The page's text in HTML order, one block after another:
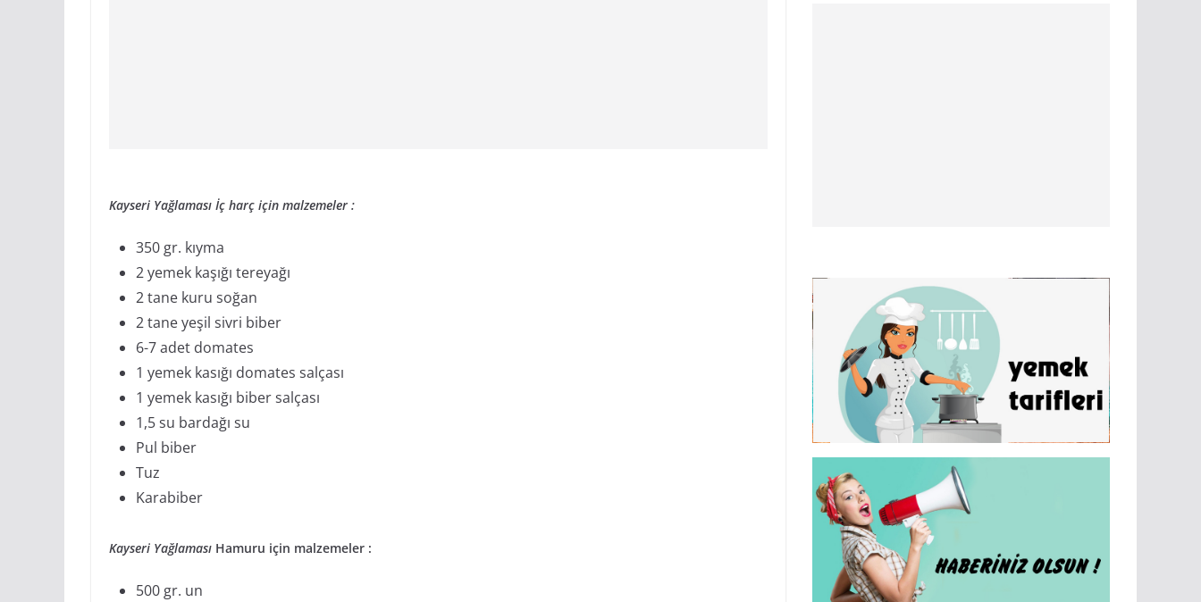
Kayseri Yağlaması İç harç için malzemeler :
350 gr. kıyma
2 yemek kaşığı tereyağı
2 tane kuru soğan
2 tane yeşil sivri biber
6-7 adet domates
1 yemek kasığı domates salçası
1 yemek kasığı biber salçası
1,5 su bardağı su
Pul biber
Tuz
Karabiber
Kayseri Yağlaması Hamuru için malzemeler :
500 gr. un